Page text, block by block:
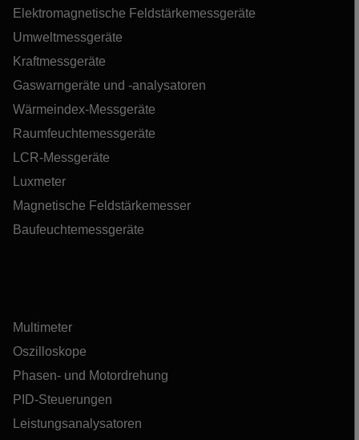
Elektromagnetische Feldstärkemessgeräte
Umweltmessgeräte
Kraftmessgeräte
Gaswarngeräte und -analysatoren
Wärmeindex-Messgeräte
Raumfeuchtemessgeräte
LCR-Messgeräte
Luxmeter
Magnetische Feldstärkemesser
Baufeuchtemessgeräte
Multimeter
Oszilloskope
Phasen- und Motordrehung
PID-Steuerungen
Leistungsanalysatoren